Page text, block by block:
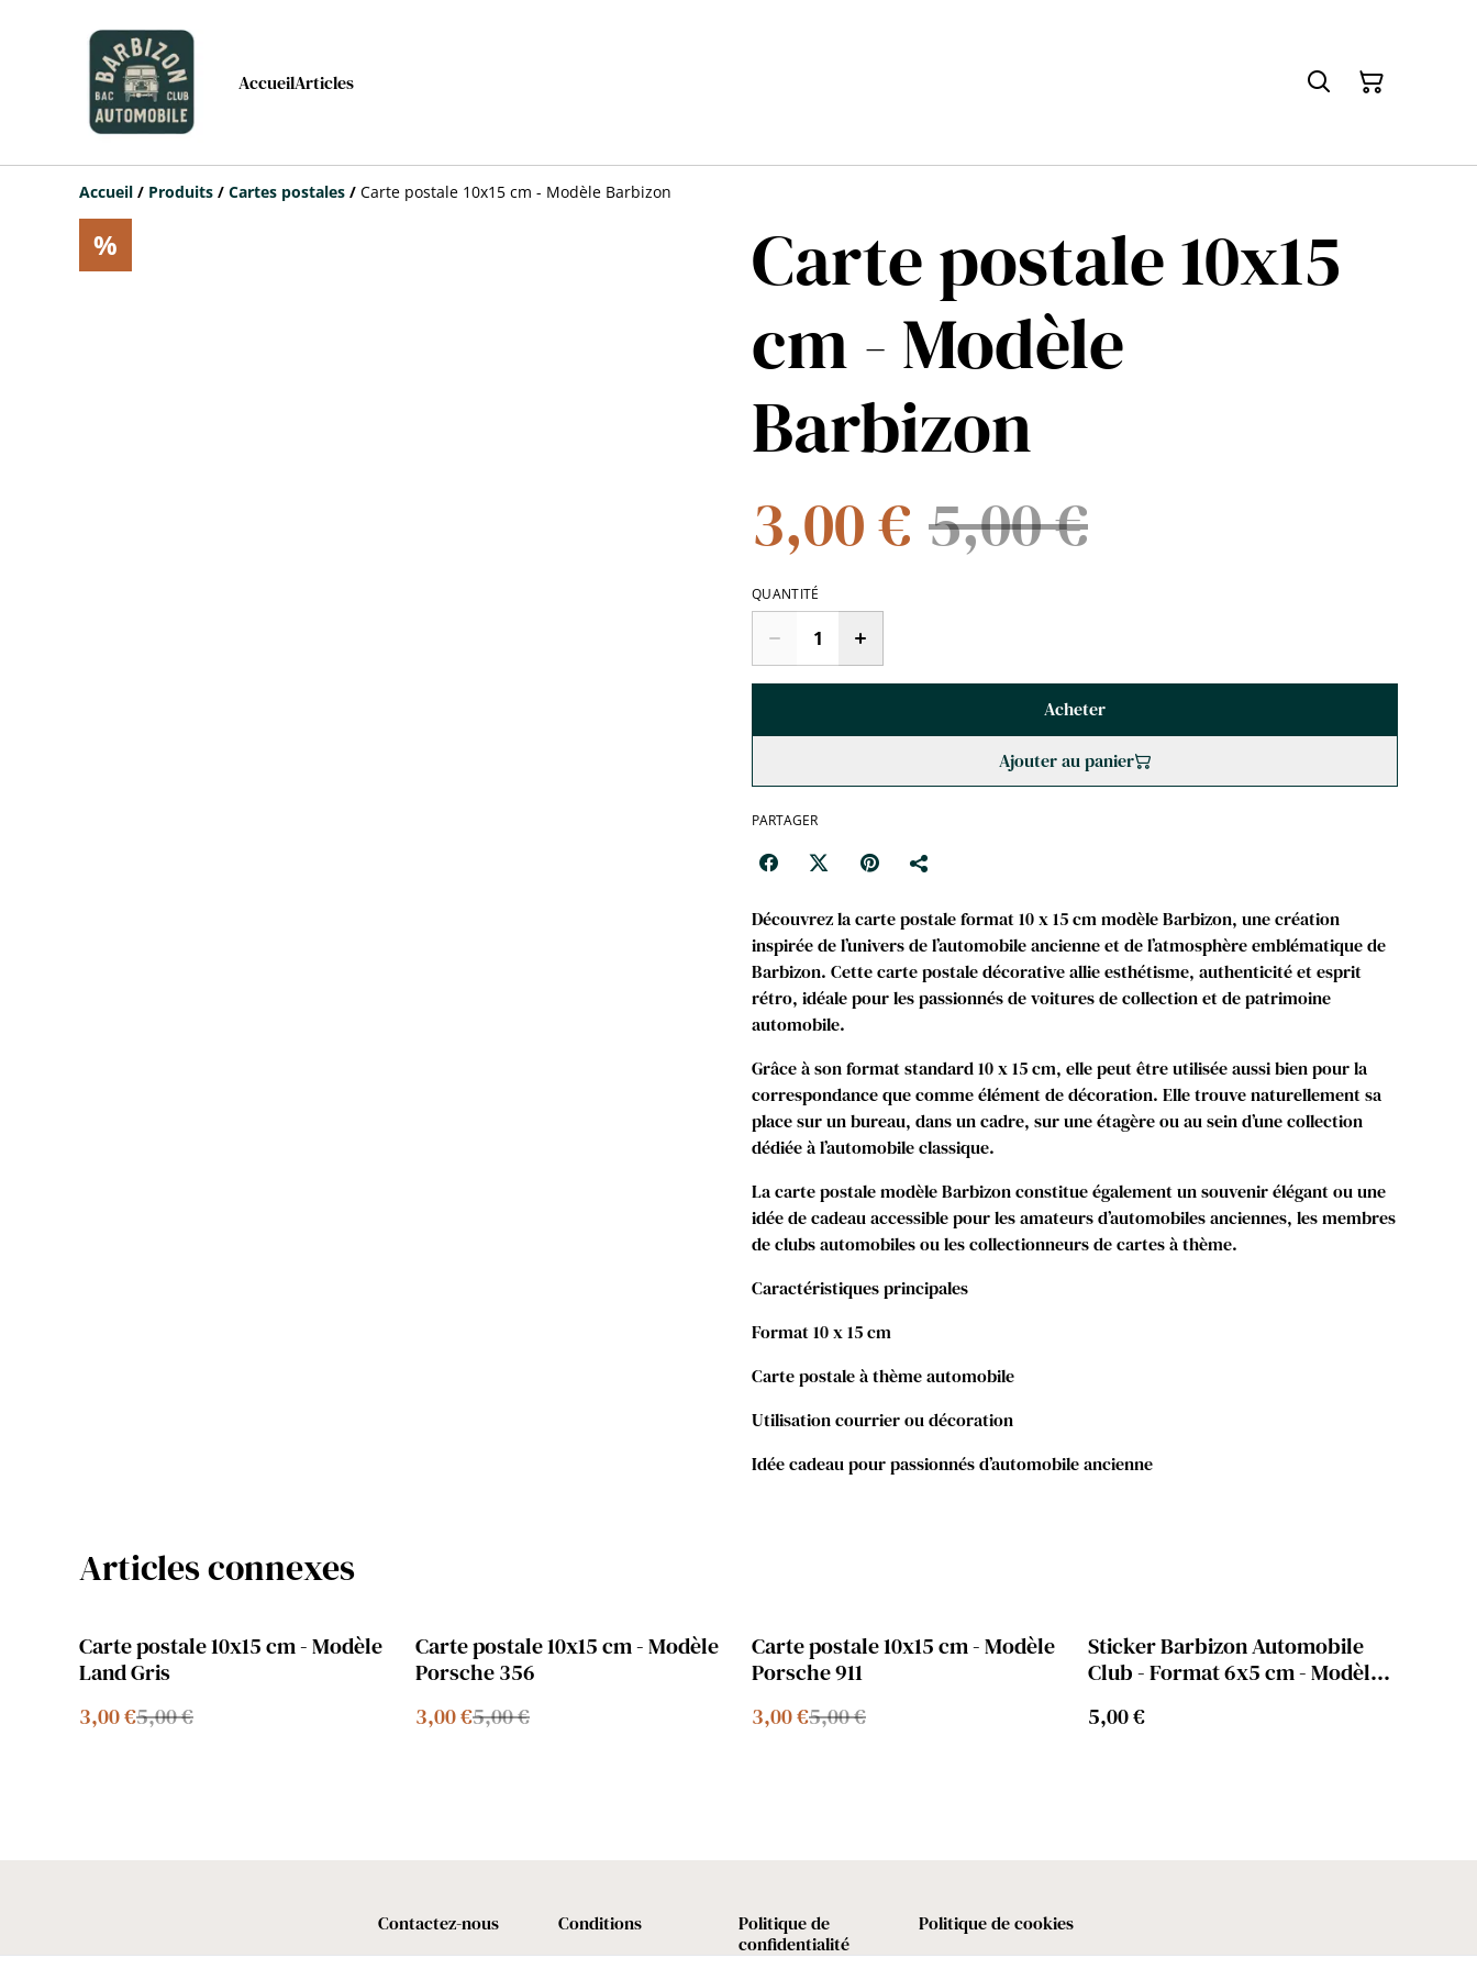
AccueilArticles
Accueil / Produits / Cartes postales / Carte postale 10x15 cm - Modèle Barbizon
%
Carte postale 10x15
cm - Modèle
Barbizon
3,00 € 5,00 €
QUANTITÉ
Acheter
Ajouter au panier
PARTAGER
Découvrez la carte postale format 10 x 15 cm modèle Barbizon, une création
inspirée de l’univers de l’automobile ancienne et de l’atmosphère emblématique de
Barbizon. Cette carte postale décorative allie esthétisme, authenticité et esprit
rétro, idéale pour les passionnés de voitures de collection et de patrimoine
automobile.
Grâce à son format standard 10 x 15 cm, elle peut être utilisée aussi bien pour la
correspondance que comme élément de décoration. Elle trouve naturellement sa
place sur un bureau, dans un cadre, sur une étagère ou au sein d’une collection
dédiée à l’automobile classique.
La carte postale modèle Barbizon constitue également un souvenir élégant ou une
idée de cadeau accessible pour les amateurs d’automobiles anciennes, les membres
de clubs automobiles ou les collectionneurs de cartes à thème.
Caractéristiques principales
Format 10 x 15 cm
Carte postale à thème automobile
Utilisation courrier ou décoration
Idée cadeau pour passionnés d’automobile ancienne
Articles connexes
%
Carte postale 10x15 cm - Modèle
Land Gris
3,00 €5,00 €
%
Carte postale 10x15 cm - Modèle
Porsche 356
3,00 €5,00 €
%
Carte postale 10x15 cm - Modèle
Porsche 911
3,00 €5,00 €
Sticker Barbizon Automobile
Club - Format 6x5 cm - Modèle
5,00 €
Contactez-nous Conditions
Politique de
confidentialité
Politique de cookies